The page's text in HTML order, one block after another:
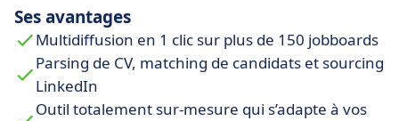
fonction des critères définis, vous permettant
de gagner un temps précieux.
Conformité RGPD garantie: Beetween intègre
des outils avancés pour gérer les
Ses avantages
Multidiffusion en 1 clic sur plus de 150 jobboards
Parsing de CV, matching de candidats et sourcing
LinkedIn
Outil totalement sur-mesure qui s’adapte à vos